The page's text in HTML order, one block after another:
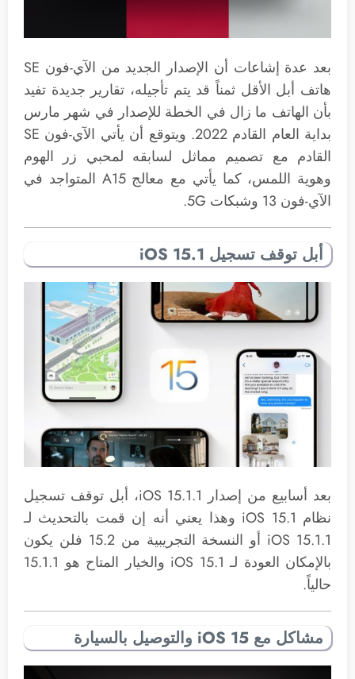
بعد عدة إشاعات أن الإصدار الجديد من الآي-فون SE
هاتف أبل الأقل ثمناً قد يتم تأجيله، تقارير جديدة تفيد
بأن الهاتف ما زال في الخطة للإصدار في شهر مارس
بداية العام القادم 2022. ويتوقع أن يأتي الآي-فون SE
القادم مع تصميم مماثل لسابقه لمحبي زر الهوم
وهوية اللمس، كما يأتي مع معالج A15 المتواجد في
الآي-فون 13 وشبكات 5G.
أبل توقف تسجيل iOS 15.1
بعد أسابيع من إصدار iOS 15.1.1، أبل توقف تسجيل
نظام iOS 15.1 وهذا يعني أنه إن قمت بالتحديث لـ
iOS 15.1.1 أو النسخة التجريبية من 15.2 فلن يكون
بالإمكان العودة لـ iOS 15.1 والخيار المتاح هو 15.1.1
حالياً.
مشاكل مع iOS 15 والتوصيل بالسيارة